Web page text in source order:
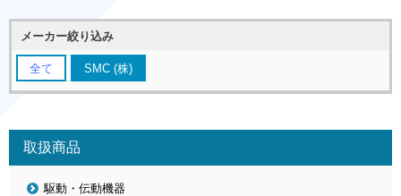
メーカー絞り込み
全て SMC (株)
取扱商品
駆動・伝動機器